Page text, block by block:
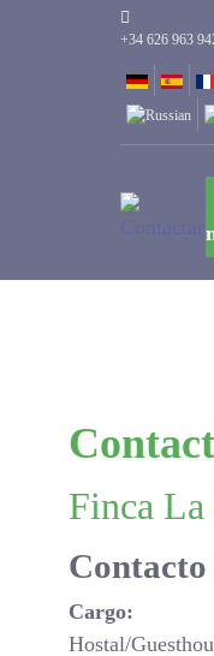
+34 626 963
Finca La
Contacto
Cargo:
Hostal/